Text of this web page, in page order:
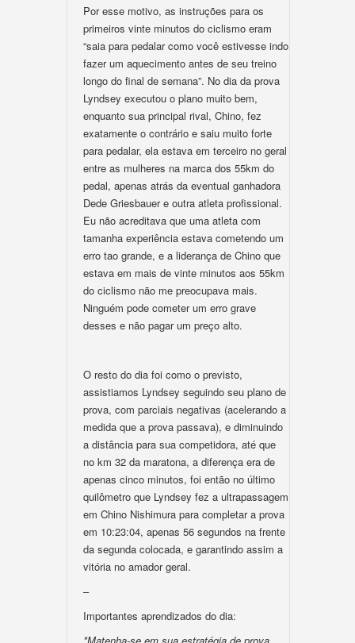
Por esse motivo, as instruções para os
primeiros vinte minutos do ciclismo eram
“saia para pedalar como você estivesse indo
fazer um aquecimento antes de seu treino
longo do final de semana”. No dia da prova
Lyndsey executou o plano muito bem,
enquanto sua principal rival, Chino, fez
exatamente o contrário e saiu muito forte
para pedalar, ela estava em terceiro no geral
entre as mulheres na marca dos 55km do
pedal, apenas atrás da eventual ganhadora
Dede Griesbauer e outra atleta profissional.
Eu não acreditava que uma atleta com
tamanha experiência estava cometendo um
erro tao grande, e a liderança de Chino que
estava em mais de vinte minutos aos 55km
do ciclismo não me preocupava mais.
Ninguém pode cometer um erro grave
desses e não pagar um preço alto.
O resto do dia foi como o previsto,
assistiamos Lyndsey seguindo seu plano de
prova, com parciais negativas (acelerando a
medida que a prova passava), e diminuindo
a distância para sua competidora, até que
no km 32 da maratona, a diferença era de
apenas cinco minutos, foi então no último
quilômetro que Lyndsey fez a ultrapassagem
em Chino Nishimura para completar a prova
em 10:23:04, apenas 56 segundos na frente
da segunda colocada, e garantindo assim a
vitória no amador geral.
–
Importantes aprendizados do dia: